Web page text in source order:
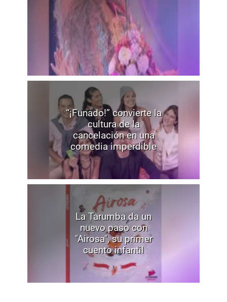
“¡Funado!” convierte la
cultura de la
cancelación en una
comedia imperdible
La Tarumba da un
nuevo paso con
"Airosa", su primer
cuento infantil